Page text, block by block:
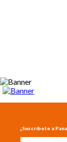
¡Suscríbete a